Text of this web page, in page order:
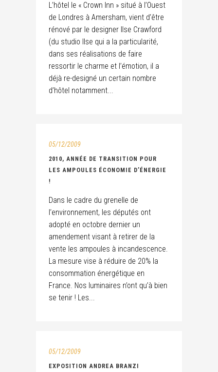
L’hôtel le « Crown Inn » situé à l’Ouest
de Londres à Amersham, vient d’être
rénové par le designer Ilse Crawford
(du studio Ilse qui a la particularité,
dans ses réalisations de faire
ressortir le charme et l’émotion, il a
déjà re-designé un certain nombre
d’hôtel notamment...
05/12/2009
2010, ANNÉE DE TRANSITION POUR
LES AMPOULES ÉCONOMIE D’ÉNERGIE
!
Dans le cadre du grenelle de
l’environnement, les députés ont
adopté en octobre dernier un
amendement visant à retirer de la
vente les ampoules à incandescence.
La mesure vise à réduire de 20% la
consommation énergétique en
France. Nos luminaires n’ont qu’à bien
se tenir ! Les...
05/12/2009
EXPOSITION ANDREA BRANZI